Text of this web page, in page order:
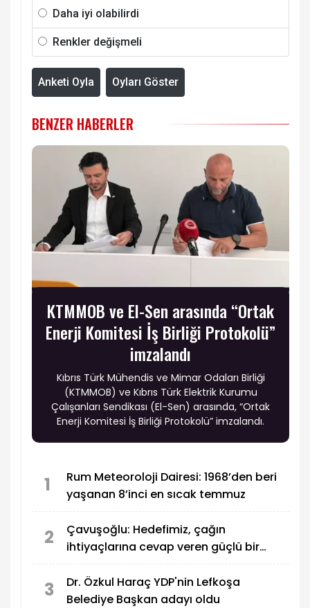
Daha iyi olabilirdi
Renkler değişmeli
Anketi Oyla Oyları Göster
BENZER HABERLER
KTMMOB ve El-Sen arasında “Ortak
Enerji Komitesi İş Birliği Protokolü”
imzalandı
Kıbrıs Türk Mühendis ve Mimar Odaları Birliği
(KTMMOB) ve Kıbrıs Türk Elektrik Kurumu
Çalışanları Sendikası (El-Sen) arasında, “Ortak
Enerji Komitesi İş Birliği Protokolü” imzalandı.
1
Rum Meteoroloji Dairesi: 1968’den beri
yaşanan 8’inci en sıcak temmuz
2
Çavuşoğlu: Hedefimiz, çağın
ihtiyaçlarına cevap veren güçlü bir
3
Dr. Özkul Haraç YDP'nin Lefkoşa
Belediye Başkan adayı oldu